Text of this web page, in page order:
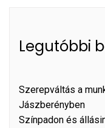
Legutóbbi
Szerepváltás a
Jászberényben
Színpadon és